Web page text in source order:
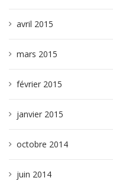
avril 2015
mars 2015
février 2015
janvier 2015
octobre 2014
juin 2014